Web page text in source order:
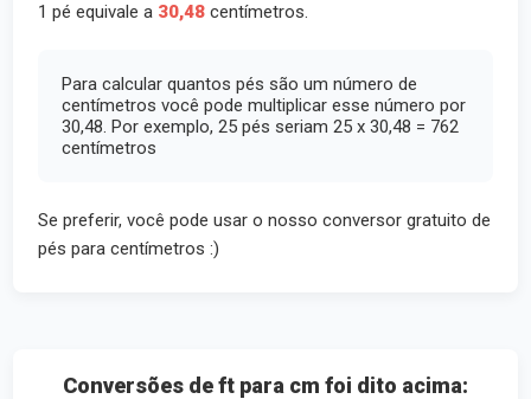
1 pé equivale a 30,48 centímetros.
Para calcular quantos pés são um número de
centímetros você pode multiplicar esse número por
30,48. Por exemplo, 25 pés seriam 25 x 30,48 = 762
centímetros
Se preferir, você pode usar o nosso conversor gratuito de
pés para centímetros :)
Conversões de ft para cm foi dito acima: